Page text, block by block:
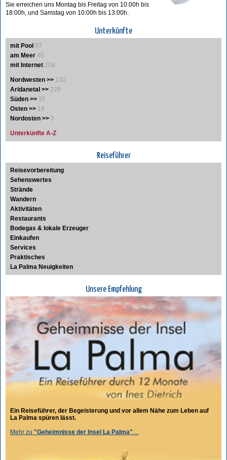
Sie erreichen uns Montag bis Freitag von 10:00h bis
18:00h, und Samstag von 10:00h bis 13:00h.
Unterkünfte
mit Pool 87
am Meer 40
mit Internet 206
Nordwesten >> 131
Aridanetal >> 229
Süden >> 35
Osten >> 19
Nordosten >> 5
Unterkünfte A-Z
Reiseführer
Reisevorbereitung
Sehenswertes
Strände
Wandern
Aktivitäten
Restaurants
Bodegas & lokale Erzeuger
Einkaufen
Services
Praktisches
La Palma Neuigkeiten
Unsere Empfehlung
Ein Reiseführer, der Begeisterung und vor allem Nähe zum Leben auf
La Palma spüren lässt.
Mehr zu "Geheimnisse der Insel La Palma"…